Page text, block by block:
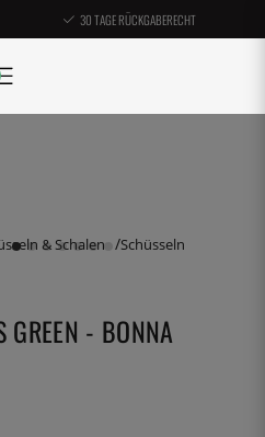
30 TAGE RÜCKGABERECHT
& Schalen Schüsseln
GREEN - BONNA